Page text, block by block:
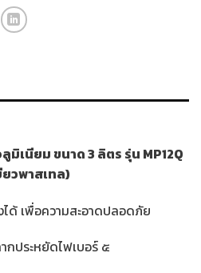
มิเนียม ขนาด 3 ลิตร รุ่น MP12Q
วพาสเทล)
ด้ เพื่อความสะอาดปลอดภัย
กประหยัดไฟเบอร์ ๕